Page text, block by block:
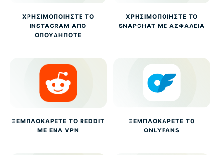
ΧΡΗΣΙΜΟΠΟΙΉΣΤΕ ΤΟ
INSTAGRAM ΑΠΌ
ΟΠΟΥΔΉΠΟΤΕ
ΧΡΗΣΙΜΟΠΟΙΉΣΤΕ ΤΟ
SNAPCHAT ΜΕ ΑΣΦΆΛΕΙΑ
ΞΕΜΠΛΟΚΆΡΕΤΕ ΤΟ REDDIT
ΜΕ ΈΝΑ VPN
ΞΕΜΠΛΟΚΆΡΕΤΕ ΤΟ
ONLYFANS